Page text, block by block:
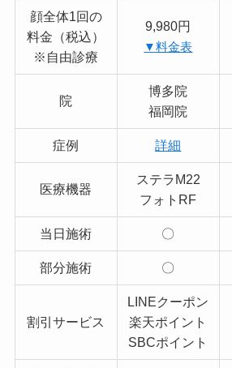
顔全体1回の
料金（税込）
※自由診療
9,980円
▼料金表
院
博多院
福岡院
症例 詳細
医療機器
ステラM22
フォトRF
当日施術 〇
部分施術 〇
割引サービス
LINEクーポン
楽天ポイント
SBCポイント